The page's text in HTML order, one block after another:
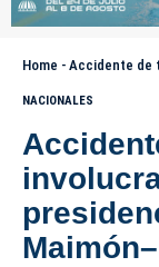
Home - Accidente de tránsito
NACIONALES